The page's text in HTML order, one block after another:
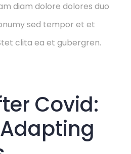
diam dolore dolores duo
sed tempor et et
clita ea et gubergren.
Covid:
Adapting